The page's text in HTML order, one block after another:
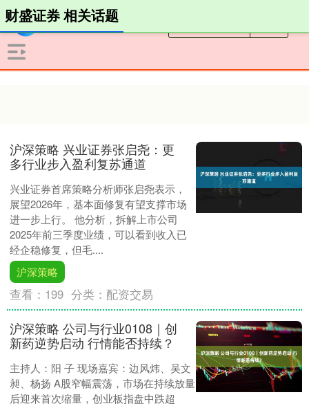
财盛证券 相关话题
沪深策略 兴业证券张启尧：更
多行业步入盈利复苏通道
兴业证券首席策略分析师张启尧表示，
展望2026年，基本面修复有望支撑市场
进一步上行。 他分析，拆解上市公司
2025年前三季度业绩，可以看到收入已
经企稳修复，但毛....
沪深策略
查看： 199 分类： 配资交易
沪深策略 公司与行业0108｜创
新药逆势启动 行情能否持续？
主持人：阳 子 现场嘉宾：边风炜、吴文
昶、杨扬 A股窄幅震荡，市场在持续放量
后迎来首次缩量，创业板指盘中跌超